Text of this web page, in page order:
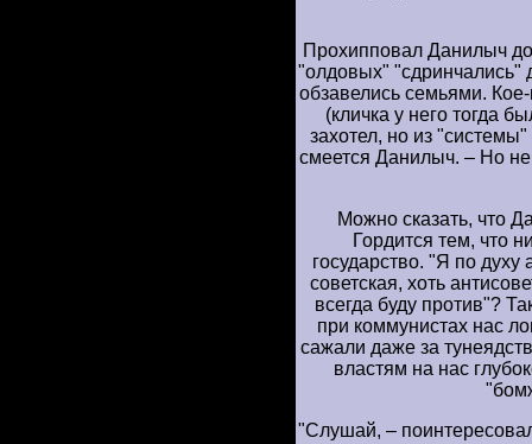
Прохипповал Данилыч
"олдовых" "сдринчались"
обзавелись семьями.
(кличка у него тогда
захотел, но из
смеется Данилыч. – Но
Можно сказать, что
Гордится тем, что
государство. "Я по духу
советская, хоть
всегда буду против"?
при коммунистах нас
сажали даже за
властям на нас
"Слушай, –